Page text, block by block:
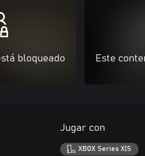
bloqueado Este
Jugar con
XBOX Series X|S